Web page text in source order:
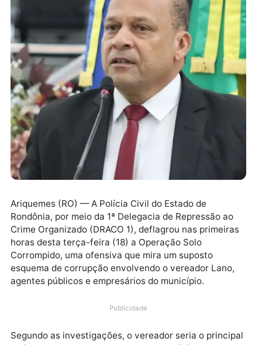
Ariquemes (RO) — A Polícia Civil do Estado de
Rondônia, por meio da 1ª Delegacia de Repressão ao
horas desta terça-feira (18) a Operação Solo
esquema de corrupção envolvendo o vereador Lano,